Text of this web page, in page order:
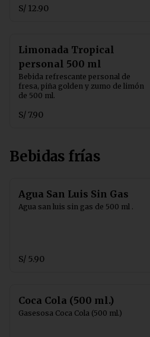
S/ 12.90
Limonada Tropical
personal 500 ml
Bebida refrescante personal de
fresa, piña golden y zumo de limón
de 500 ml.
S/ 7.90
Bebidas frías
Agua San Luis Sin Gas
Agua san luis sin gas de 500 ml .
S/ 5.90
Coca Cola (500 ml.)
Gasesosa Coca Cola (500 ml.)